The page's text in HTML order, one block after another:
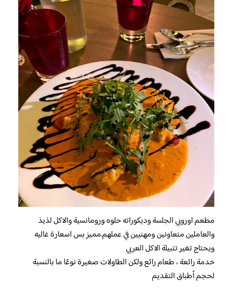
مطعم اوروبي الجلسة وديكوراته حلوه ورومانسية والاكل لذيذ
والعاملين متعاونين ومهنيين في عملهم.مميز بس اسعارة غاليه
ويحتاج تغير تتبيلة الاكل العربي
خدمة رائعة ، طعام رائع ولكن الطاولات صغيرة نوعًا ما بالنسبة
لحجم أطباق التقديم